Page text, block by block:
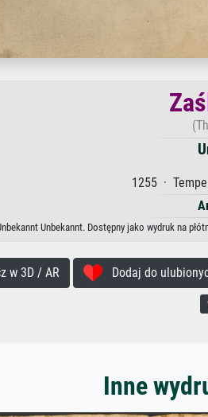
1255 ·
Unbekannt. Dostępny jako wydruk na
w 3D / AR Dodaj do
Inne